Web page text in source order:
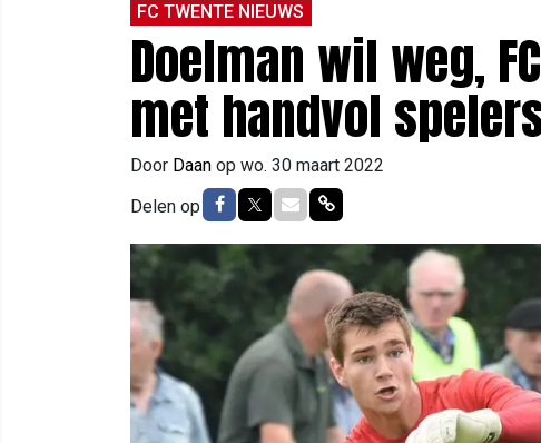
FC TWENTE NIEUWS
Doelman wil weg,
met handvol
Door Daan op wo. 30 maart 2022
Delen op Delen op Facebook
Delen op Twitter
Delen via Mail
Delen via link